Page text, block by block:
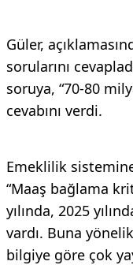
Güler,
sorularını
soruya, “70-80
cevabını verdi.
Emeklilik
“Maaş bağlama
yılında, 2025
vardı. Buna
bilgiye göre çok